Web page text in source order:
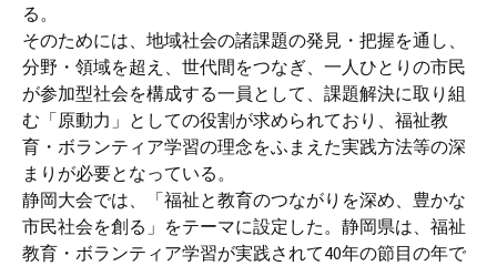
る。
そのためには、地域社会の諸課題の発見・把握を通し、
分野・領域を超え、世代間をつなぎ、一人ひとりの市民
が参加型社会を構成する一員として、課題解決に取り組
む「原動力」としての役割が求められており、福祉教
育・ボランティア学習の理念をふまえた実践方法等の深
まりが必要となっている。
静岡大会では、「福祉と教育のつながりを深め、豊かな
市民社会を創る」をテーマに設定した。静岡県は、福祉
教育・ボランティア学習が実践されて40年の節目の年で